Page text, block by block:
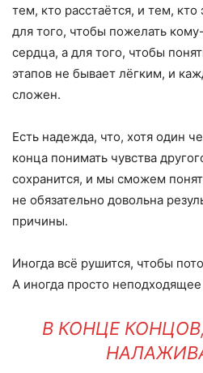
тем, кто расстаётся, и тем,
для того, чтобы пожелать
сердца, а для того, чтобы
этапов не бывает лёгким, и
сложен.
Есть надежда, что, хотя один
конца понимать чувства
сохранится, и мы сможем
не обязательно довольна
причины.
Иногда всё рушится, чтобы
А иногда просто
В КОНЦЕ